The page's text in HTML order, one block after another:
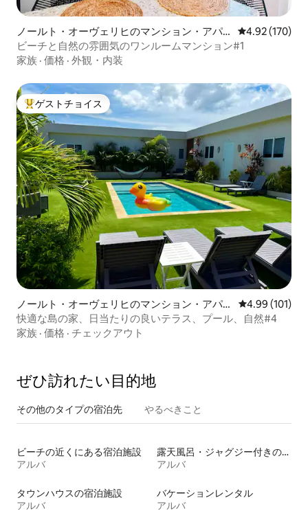
ノールト・オーヴェリヒのマンション・アパ
ート
レビュー170
4.92 (170)
ビーチと自然の雰囲気のワンルームマンション#1
家族 · 価格 · 外観・内装
大好評のゲストチョイスです。
ゲストチョイス
ノールト・オーヴェリヒのマンション・アパー
ト
レビュー101
4.99 (101)
快適な島の家、日当たりの良いテラス、プール、自然#4
家族 · 価格 · チェックアウト
ぜひ訪⁠れ⁠た⁠い目⁠的⁠地
その他のタ⁠イ⁠プ⁠の宿⁠泊⁠先 やるべきこと
ビーチの近くにある宿泊施設
アルバ
露天風呂・ジャグジー付きの宿泊施設
アルバ
タウンハウスの宿泊施設
アルバ
バケーションレンタル
アルバ